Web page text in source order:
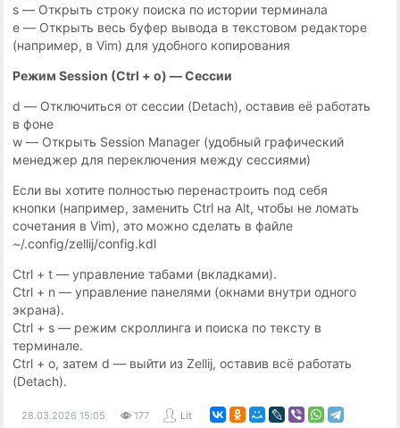
s — Открыть строку поиска по истории терминала
e — Открыть весь буфер вывода в текстовом редакторе
(например, в Vim) для удобного копирования
Режим Session (Ctrl + o) — Сессии
d — Отключиться от сессии (Detach), оставив её работать
в фоне
w — Открыть Session Manager (удобный графический
менеджер для переключения между сессиями)
Если вы хотите полностью перенастроить под себя
кнопки (например, заменить Ctrl на Alt, чтобы не ломать
сочетания в Vim), это можно сделать в файле
~/.config/zellij/config.kdl
Ctrl + t — управление табами (вкладками).
Ctrl + n — управление панелями (окнами внутри одного
экрана).
Ctrl + s — режим скроллинга и поиска по тексту в
терминале.
Ctrl + o, затем d — выйти из Zellij, оставив всё работать
(Detach).
28.03.2026 15:05 177 Lit